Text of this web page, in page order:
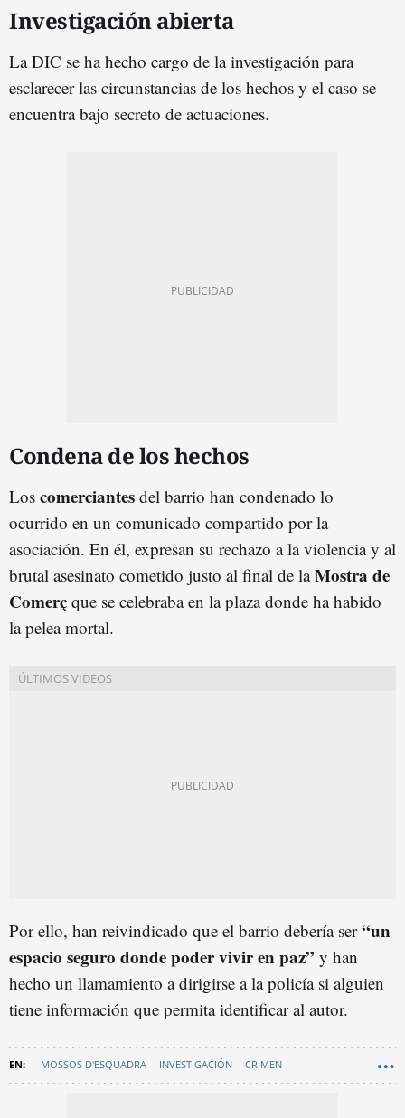
Investigación abierta
La DIC se ha hecho cargo de la investigación para
esclarecer las circunstancias de los hechos y el caso se
encuentra bajo secreto de actuaciones.
Condena de los hechos
Los comerciantes del barrio han condenado lo
ocurrido en un comunicado compartido por la
asociación. En él, expresan su rechazo a la violencia y al
brutal asesinato cometido justo al final de laMostra de
Comerç que se celebraba en la plaza donde ha habido
la pelea mortal.
Por ello, han reivindicado que el barrio debería ser“un
espacio seguro donde poder vivir en paz” y han
hecho un llamamiento a dirigirse a la policía si alguien
tiene información que permita identificar al autor.
MOSSOS D'ESQUADRA INVESTIGACIÓN CRIMEN